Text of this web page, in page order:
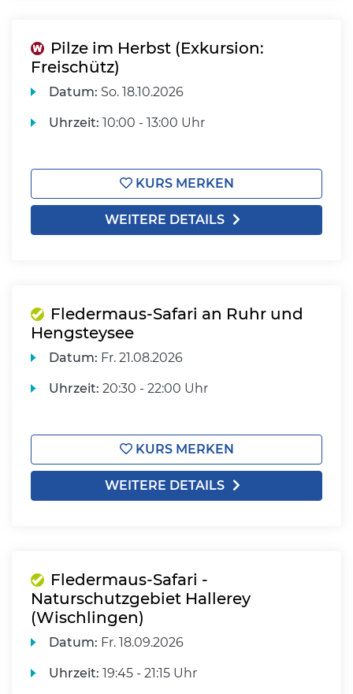
Pilze im Herbst (Exkursion:
Freischütz)
Datum: So. 18.10.2026
Uhrzeit: 10:00 - 13:00 Uhr
KURS MERKEN
WEITERE DETAILS
Fledermaus-Safari an Ruhr und
Hengsteysee
Datum: Fr. 21.08.2026
Uhrzeit: 20:30 - 22:00 Uhr
KURS MERKEN
WEITERE DETAILS
Fledermaus-Safari -
Naturschutzgebiet Hallerey
(Wischlingen)
Datum: Fr. 18.09.2026
Uhrzeit: 19:45 - 21:15 Uhr